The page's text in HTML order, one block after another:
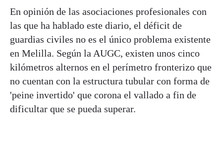
En opinión de las asociaciones profesionales con
las que ha hablado este diario, el déficit de
guardias civiles no es el único problema existente
en Melilla. Según la AUGC, existen unos cinco
kilómetros alternos en el perímetro fronterizo que
no cuentan con la estructura tubular con forma de
'peine invertido' que corona el vallado a fin de
dificultar que se pueda superar.